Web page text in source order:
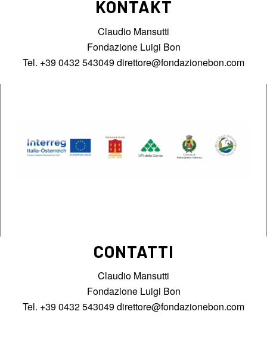
KONTAKT
Claudio Mansutti
Fondazione Luigi Bon
Tel. +39 0432 543049direttore@fondazionebon.com
CONTATTI
Claudio Mansutti
Fondazione Luigi Bon
Tel. +39 0432 543049direttore@fondazionebon.com